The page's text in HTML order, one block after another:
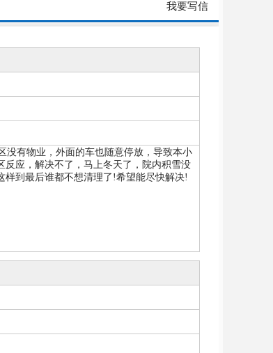
我要写信
有物业，外面的车也随意停放，导致本小
反应，解决不了，马上冬天了，院内积雪没
样到最后谁都不想清理了!希望能尽快解决!